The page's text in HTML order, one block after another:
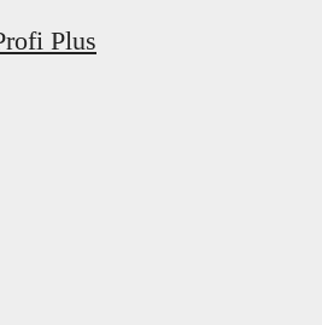
Plus